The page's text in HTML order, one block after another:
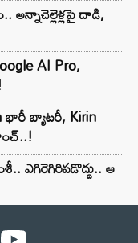
అన్నాచెల్లెళ్లపై దాడి,
AI Pro,
భారీ బ్యాటరీ, Kirin
ఎగిరెగిరిపడొద్దు.. ఆ